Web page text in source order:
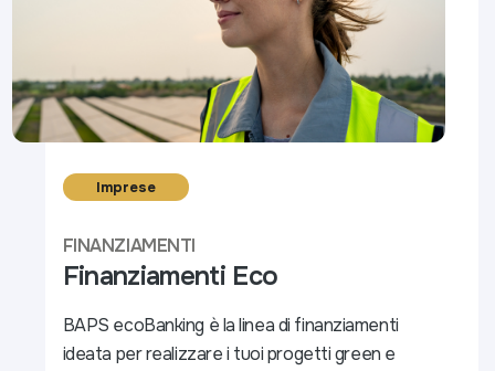
Imprese
FINANZIAMENTI
Finanziamenti Eco
BAPS ecoBanking è la linea di finanziamenti
ideata per realizzare i tuoi progetti green e